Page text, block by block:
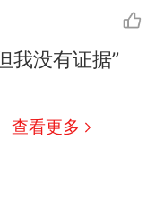
我没有证据”
查看更多